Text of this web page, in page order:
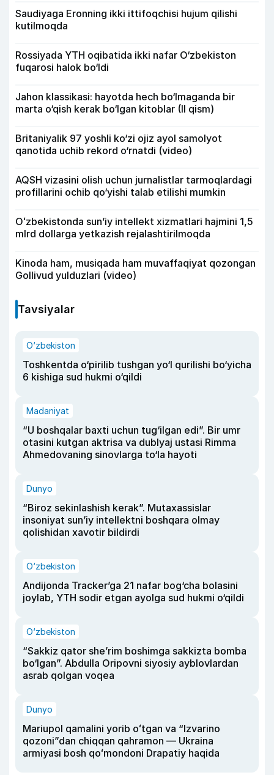
Saudiyaga Eronning ikki ittifoqchisi hujum qilishi
kutilmoqda
Rossiyada YTH oqibatida ikki nafar O‘zbekiston
fuqarosi halok bo‘ldi
Jahon klassikasi: hayotda hech bo‘lmaganda bir
marta o‘qish kerak bo‘lgan kitoblar (II qism)
Britaniyalik 97 yoshli ko‘zi ojiz ayol samolyot
qanotida uchib rekord o‘rnatdi (video)
AQSH vizasini olish uchun jurnalistlar tarmoqlardagi
profillarini ochib qo‘yishi talab etilishi mumkin
Oʻzbekistonda sunʼiy intellekt xizmatlari hajmini 1,5
mlrd dollarga yetkazish rejalashtirilmoqda
Kinoda ham, musiqada ham muvaffaqiyat qozongan
Gollivud yulduzlari (video)
Tavsiyalar
O‘zbekiston
Toshkentda o‘pirilib tushgan yo‘l qurilishi bo‘yicha
6 kishiga sud hukmi o‘qildi
Madaniyat
“U boshqalar baxti uchun tug‘ilgan edi”. Bir umr
otasini kutgan aktrisa va dublyaj ustasi Rimma
Ahmedovaning sinovlarga to‘la hayoti
Dunyo
“Biroz sekinlashish kerak”. Mutaxassislar
insoniyat sun’iy intellektni boshqara olmay
qolishidan xavotir bildirdi
O‘zbekiston
Andijonda Tracker’ga 21 nafar bog‘cha bolasini
joylab, YTH sodir etgan ayolga sud hukmi o‘qildi
O‘zbekiston
“Sakkiz qator she’rim boshimga sakkizta bomba
bo‘lgan”. Abdulla Oripovni siyosiy ayblovlardan
asrab qolgan voqea
Dunyo
Mariupol qamalini yorib oʻtgan va “Izvarino
qozoni”dan chiqqan qahramon — Ukraina
armiyasi bosh qoʻmondoni Drapatiy haqida